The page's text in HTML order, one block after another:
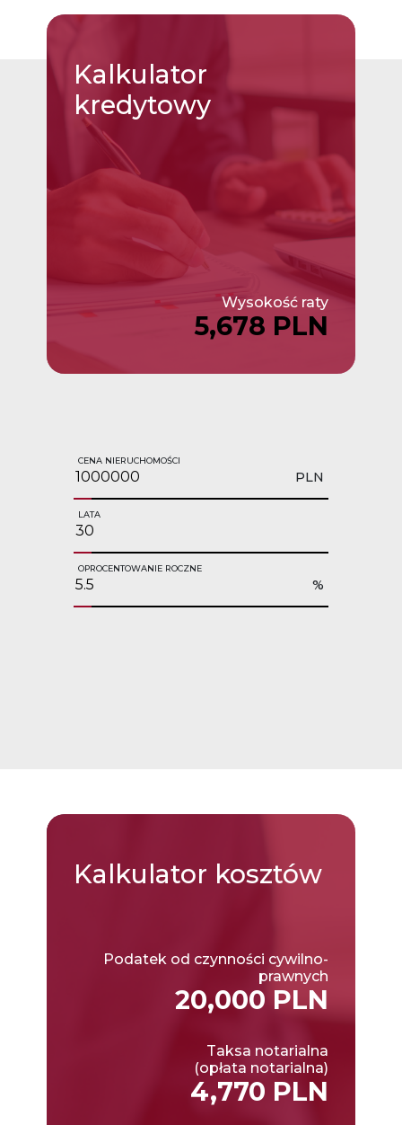
Kalkulator
kredytowy
Wysokość raty
5,678 PLN
CENA NIERUCHOMOŚCI
PLN
LATA
OPROCENTOWANIE ROCZNE
%
Kalkulator kosztów
Podatek od czynności cywilno-
prawnych
20,000 PLN
Taksa notarialna
(opłata notarialna)
4,770 PLN